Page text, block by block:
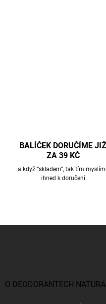
BALÍČEK DORUČÍME JIŽ
ZA 39 KČ
a když “skladem”, tak tím
ihned k doručení
O DEODORANTECH